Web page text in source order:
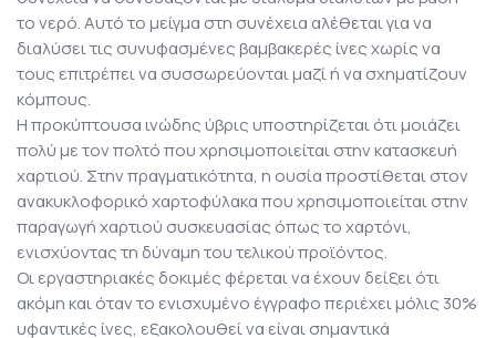
το νερό. Αυτό το μείγμα στη συνέχεια αλέθεται για να
διαλύσει τις συνυφασμένες βαμβακερές ίνες χωρίς να
τους επιτρέπει να συσσωρεύονται μαζί ή να σχηματίζουν
κόμπους.
Η προκύπτουσα ινώδης ύβρις υποστηρίζεται ότι μοιάζει
πολύ με τον πολτό που χρησιμοποιείται στην κατασκευή
χαρτιού. Στην πραγματικότητα, η ουσία προστίθεταιστον
ανακυκλοφορικό χαρτοφύλακα που χρησιμοποιείται στην
παραγωγή χαρτιού συσκευασίας όπως το χαρτόνι,
ενισχύοντας τη δύναμη του τελικού προϊόντος.
Οι εργαστηριακές δοκιμές φέρεται να έχουν δείξει ότι
ακόμη και όταν το ενισχυμένο έγγραφο περιέχει μόλις 30%
υφαντικές ίνες, εξακολουθεί να είναι σημαντικά